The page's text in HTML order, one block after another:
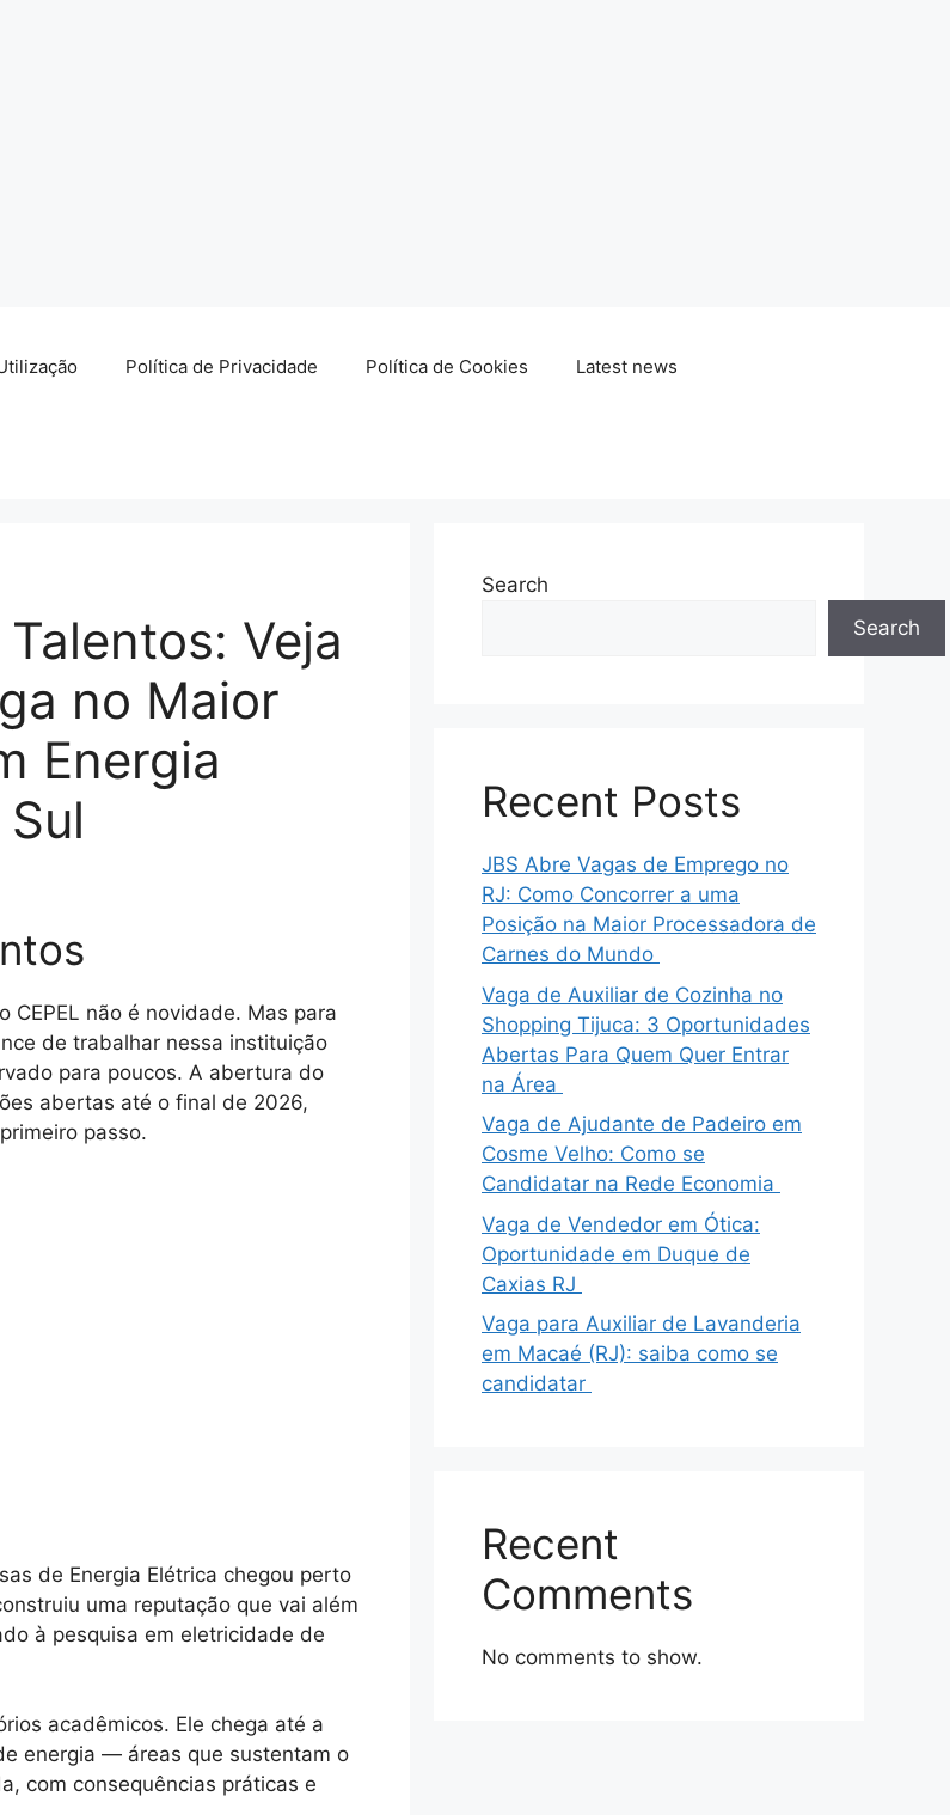
Política de Privacidade Política de Cookies Latest news
Veja
no Maior
Energia
CEPEL não é novidade. Mas para
de trabalhar nessa instituição
para poucos. A abertura do
abertas até o final de 2026,
passo.
de Energia Elétrica chegou perto
uma reputação que vai além
à pesquisa em eletricidade de
acadêmicos. Ele chega até a
energia — áreas que sustentam o
com consequências práticas e
Search
Search
Recent Posts
JBS Abre Vagas de Emprego no
RJ: Como Concorrer a uma
Posição na Maior Processadora de
Carnes do Mundo
Vaga de Auxiliar de Cozinha no
Shopping Tijuca: 3 Oportunidades
Abertas Para Quem Quer Entrar
na Área
Vaga de Ajudante de Padeiro em
Cosme Velho: Como se
Candidatar na Rede Economia
Vaga de Vendedor em Ótica:
Oportunidade em Duque de
Caxias RJ
Vaga para Auxiliar de Lavanderia
em Macaé (RJ): saiba como se
candidatar
Recent
Comments
No comments to show.